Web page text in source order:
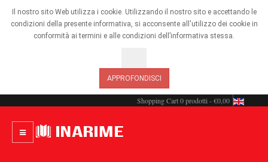
Il nostro sito Web utilizza i cookie. Utilizzando il nostro sito e accettando le
condizioni della presente informativa, si acconsente all'utilizzo dei cookie in
conformità ai termini e alle condizioni dell’informativa stessa.
APPROFONDISCI
Shopping Cart0 prodotti - €0,00